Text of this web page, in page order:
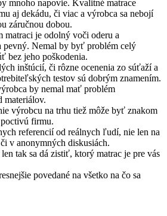
mnoho napovie. Kvalitné matrace
aj dekádu, či viac a výrobca sa nebojí
záručnou dobou.
matraci je odolný voči oderu a
pevný. Nemal by byť problém celý
bez jeho poškodenia.
inštúcií, či rôzne ocenenia zo súťaží a
testov sú dobrým znamením.
by nemal mať problém
materiálov.
výrobcu na trhu tiež môže byť znakom
firmu.
referencií od reálnych ľudí, nie len na
v anonymných diskusiách.
tak sa dá zistiť, ktorý matrac je pre vás
povedané na všetko na čo sa